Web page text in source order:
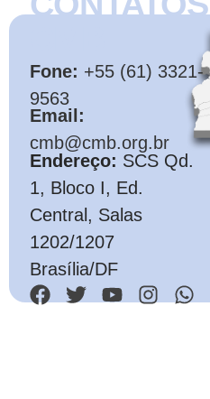
Fone: +55 (61) 3321-
9563
Email:
cmb@cmb.org.br
Endereço: SCS Qd.
1, Bloco I, Ed.
Central, Salas
1202/1207
Brasília/DF